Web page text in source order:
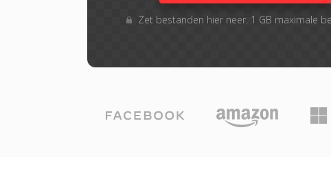
Zet bestanden hier neer. 1 GB maximale